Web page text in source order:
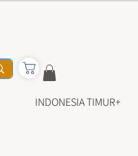
INDONESIA TIMUR+